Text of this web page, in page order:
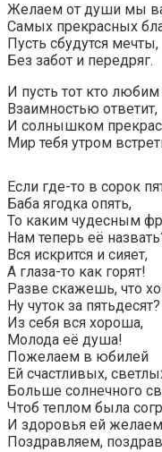
Желаем от души мы
Самых прекрасных
Пусть сбудутся мечты,
Без забот и передряг.
И пусть тот кто
Взаимностью ответит,
И солнышком
Мир тебя утром
Если где-то в сорок
Баба ягодка опять,
То каким чудесным
Нам теперь её
Вся искрится и сияет,
А глаза-то как горят!
Разве скажешь, что
Ну чуток за пятьдесят?
Из себя вся хороша,
Молода её душа!
Пожелаем в юбилей
Ей счастливых,
Больше солнечного
Чтоб теплом была
И здоровья ей
Поздравляем,